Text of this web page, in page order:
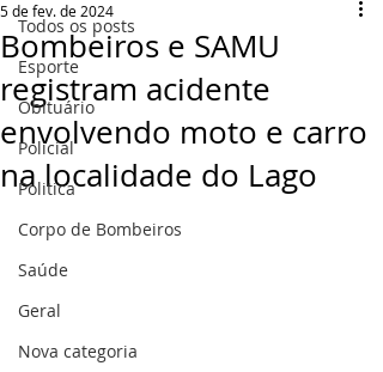
Todos os posts
Esporte
Obituário
Policial
Politica
Corpo de Bombeiros
Saúde
Geral
Nova categoria
Bombeiros e SAMU
registram acidente
envolvendo moto e carro
na localidade do Lago
5 de fev. de 2024